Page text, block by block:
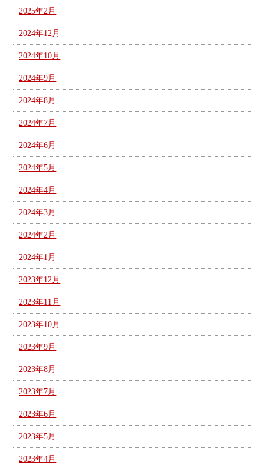
2025年2月
2024年12月
2024年10月
2024年9月
2024年8月
2024年7月
2024年6月
2024年5月
2024年4月
2024年3月
2024年2月
2024年1月
2023年12月
2023年11月
2023年10月
2023年9月
2023年8月
2023年7月
2023年6月
2023年5月
2023年4月